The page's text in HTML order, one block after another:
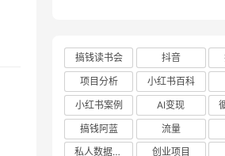
搞钱读书会 抖音
项目分析
小红书百科
小红书案例
AI变现
搞钱阿蓝
流量
私人数据库项目
创业项目